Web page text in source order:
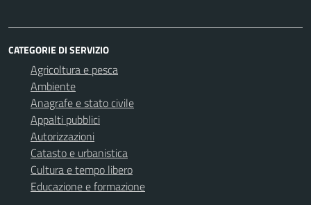
CATEGORIE DI SERVIZIO
Agricoltura e pesca
Ambiente
Anagrafe e stato civile
Appalti pubblici
Autorizzazioni
Catasto e urbanistica
Cultura e tempo libero
Educazione e formazione